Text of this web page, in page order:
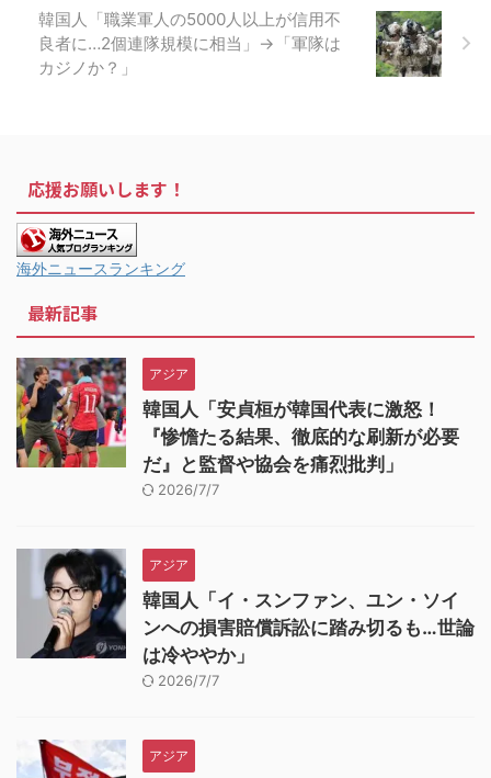
韓国人「職業軍人の5000人以上が信用不
良者に…2個連隊規模に相当」→「軍隊は
カジノか？」
応援お願いします！
海外ニュースランキング
最新記事
アジア
韓国人「安貞桓が韓国代表に激怒！
『惨憺たる結果、徹底的な刷新が必要
だ』と監督や協会を痛烈批判」
2026/7/7
アジア
韓国人「イ・スンファン、ユン・ソイ
ンへの損害賠償訴訟に踏み切るも…世論
は冷ややか」
2026/7/7
アジア